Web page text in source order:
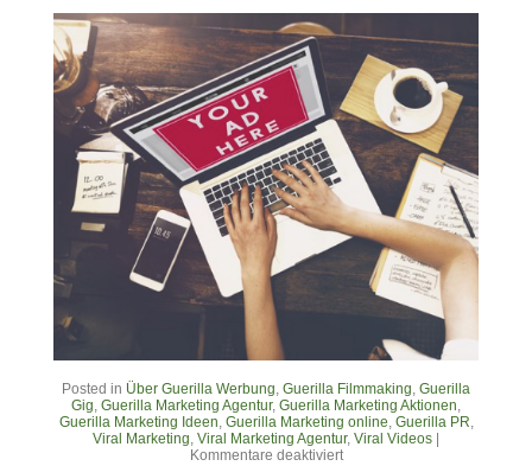
Posted in Über Guerilla Werbung, Guerilla Filmmaking, Guerilla
Gig, Guerilla Marketing Agentur, Guerilla Marketing Aktionen,
Guerilla Marketing Ideen, Guerilla Marketing online, Guerilla PR,
Viral Marketing, Viral Marketing Agentur, Viral Videos
Kommentare deaktiviert